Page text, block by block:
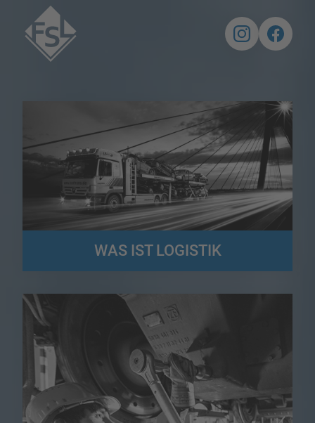
WAS IST LOGISTIK
Konzernen, Netzwerken und sogar virtuellen Unternehmen
Verteilungslösungen bereit